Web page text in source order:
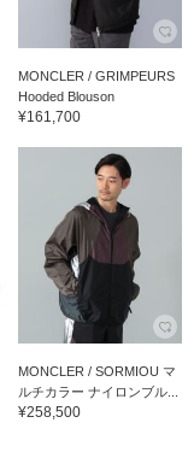
MONCLER / GRIMPEURS
Hooded Blouson
¥161,700
MONCLER / SORMIOU マ
ルチカラー ナイロンブル...
¥258,500